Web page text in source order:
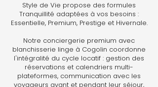
Style de Vie propose des formules
Tranquillité adaptées à vos besoins :
Essentielle, Premium, Prestige et Hivernale.
Notre conciergerie premium avec
blanchisserie linge à Cogolin coordonne
l'intégralité du cycle locatif : gestion des
réservations et calendriers multi-
plateformes, communication avec les
voyageurs avant et pendant leur séjour,